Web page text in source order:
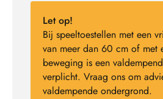
Let op!
Bij speeltoestellen met een
van meer dan 60 cm of met
beweging is een
verplicht. Vraag ons om
valdempende ondergrond.